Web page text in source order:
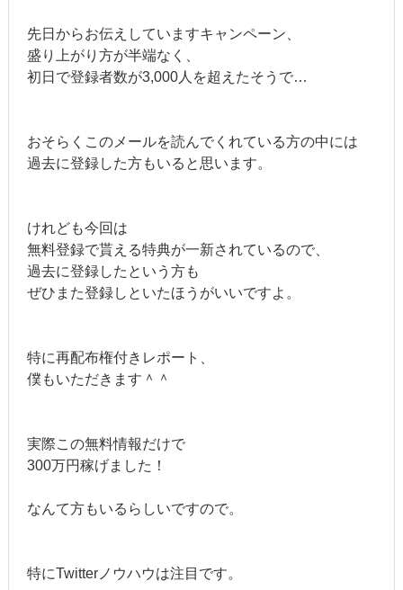
先日からお伝えしていますキャンペーン、
盛り上がり方が半端なく、
初日で登録者数が3,000人を超えたそうで…
おそらくこのメールを読んでくれている方の中には
過去に登録した方もいると思います。
けれども今回は
無料登録で貰える特典が一新されているので、
過去に登録したという方も
ぜひまた登録しといたほうがいいですよ。
特に再配布権付きレポート、
僕もいただきます＾＾
実際この無料情報だけで
300万円稼げました！
なんて方もいるらしいですので。
特にTwitterノウハウは注目です。